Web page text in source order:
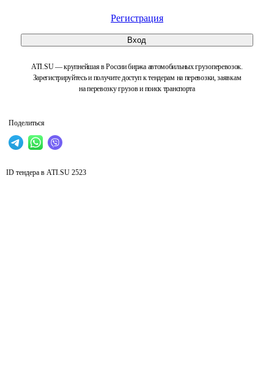
Регистрация
Вход
ATI.SU — крупнейшая в России биржа автомобильных грузоперевозок.
Зарегистрируйтесь и получите доступ к тендерам на перевозки, заявкам
на перевозку грузов и поиск транспорта
Поделиться
ID тендера в ATI.SU 2523